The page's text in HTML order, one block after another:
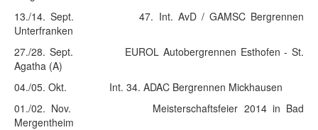
13./14. Sept. 47. Int. AvD / GAMSC Bergrennen
Unterfranken
27./28. Sept. EUROL Autobergrennen Esthofen - St.
Agatha (A)
04./05. Okt. Int. 34. ADAC Bergrennen Mickhausen
01./02. Nov. Meisterschaftsfeier 2014 in Bad
Mergentheim